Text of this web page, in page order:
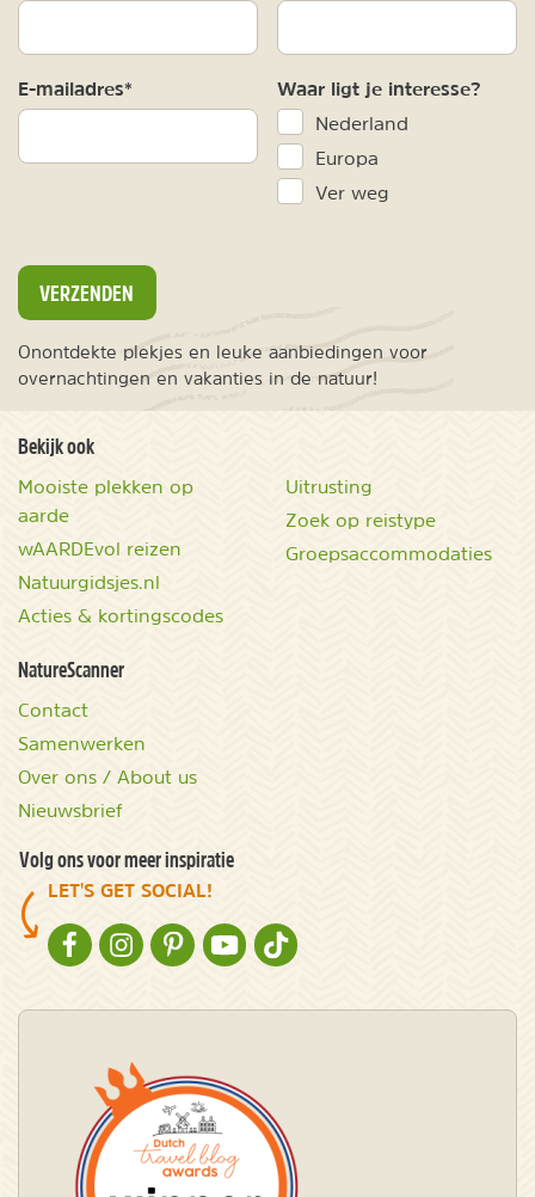
E-mailadres* Waar ligt je interesse?
Nederland
Europa
Ver weg
VERZENDEN
Onontdekte plekjes en leuke aanbiedingen voor
overnachtingen en vakanties in de natuur!
Bekijk ook
Mooiste plekken op
aarde
wAARDEvol reizen
Natuurgidsjes.nl
Acties & kortingscodes
Uitrusting
Zoek op reistype
Groepsaccommodaties
NatureScanner
Contact
Samenwerken
Over ons / About us
Nieuwsbrief
Volg ons voor meer inspiratie
LET'S GET SOCIAL!
NATURESCANNER OP FACEBOOK
NATURESCANNER OP INSTAGRAM
NATURESCANNER OP PINTEREST
NATURESCANNER OP YOUTUBE
NATURESCANNER OP TIKTOK